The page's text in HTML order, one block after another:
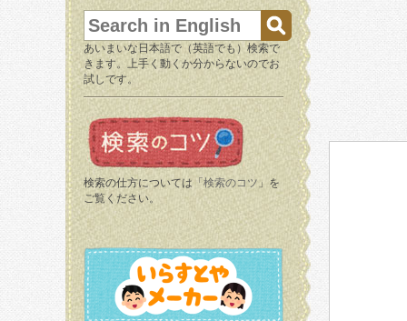
あいまいな日本語で（英語でも）検索で
きます。上手く動くか分からないのでお
試しです。
検索の仕方については「 検索のコツ 」を
ご覧ください。